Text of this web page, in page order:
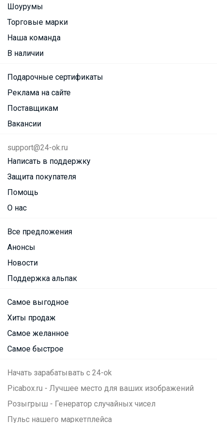
Шоурумы
Торговые марки
Наша команда
В наличии
Подарочные сертификаты
Реклама на сайте
Поставщикам
Вакансии
support@24-ok.ru
Написать в поддержку
Защита покупателя
Помощь
О нас
Все предложения
Анонсы
Новости
Поддержка альпак
Самое выгодное
Хиты продаж
Самое желанное
Самое быстрое
Начать зарабатывать с 24-ok
Picabox.ru - Лучшее место для ваших изображений
Розыгрыш - Генератор случайных чисел
Пульс нашего маркетплейса